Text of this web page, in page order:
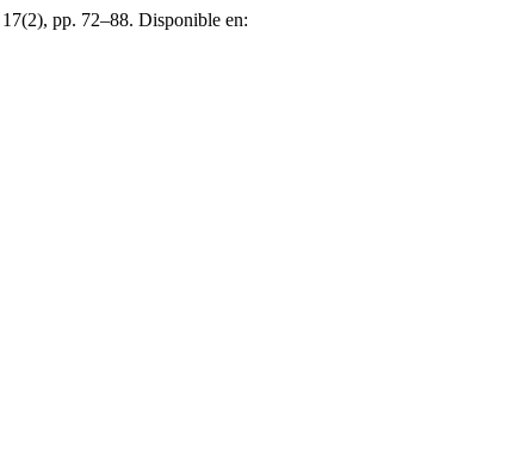
17(2), pp. 72–88. Disponible en: